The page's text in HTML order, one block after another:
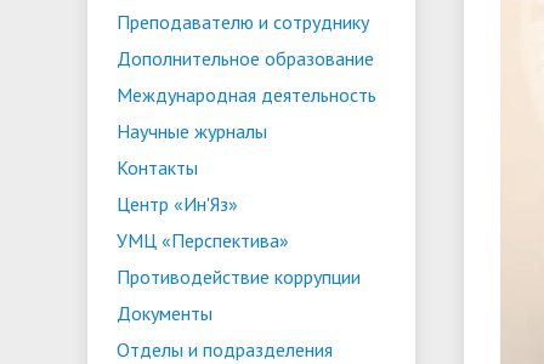
• Конкурсы на замещение
должностей
• Координационный центр ИвГУ
• Вход
• Олимпиада "Большие надежды
малых городов"
ориентации и содействия
трудоустройству выпускников
«Карьера»
•
• Платные образовательные услуги
• Стипендии и меры поддержки
обучающихся
•
• Абитуриенту
•
• Организация питания в
образовательной организации
Преподавателю и сотруднику
Дополнительное образование
Международная деятельность
Научные журналы
Контакты
Центр «Ин'Яз»
УМЦ «Перспектива»
Противодействие коррупции
Документы
Отделы и подразделения